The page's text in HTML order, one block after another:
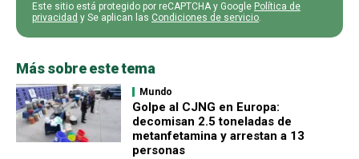
Este sitio está protegido por reCAPTCHA y Google Política de
privacidad y Se aplican las Condiciones de servicio.
Más sobre este tema
Mundo
Golpe al CJNG en Europa:
decomisan 2.5 toneladas de
metanfetamina y arrestan a 13
personas